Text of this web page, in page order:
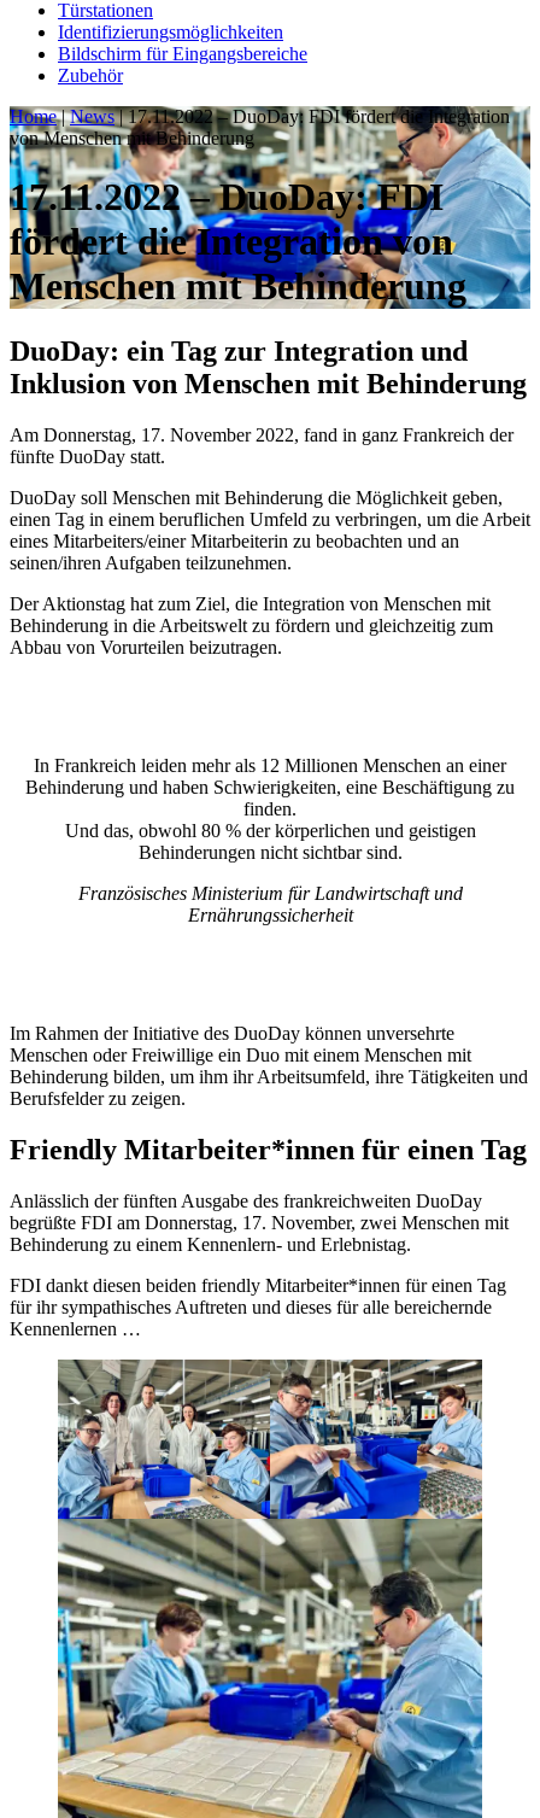
Türstationen
Identifizierungsmöglichkeiten
Bildschirm für Eingangsbereiche
Zubehör
Home|News|17.11.2022 – DuoDay: FDI fördert die Integration
von Menschen mit Behinderung
17.11.2022 – DuoDay: FDI
fördert die Integration von
Menschen mit Behinderung
DuoDay: ein Tag zur Integration und
Inklusion von Menschen mit Behinderung
Am Donnerstag, 17. November 2022, fand in ganz Frankreich der
fünfte DuoDay statt.
DuoDay soll Menschen mit Behinderung die Möglichkeit geben,
einen Tag in einem beruflichen Umfeld zu verbringen, um die Arbeit
eines Mitarbeiters/einer Mitarbeiterin zu beobachten und an
seinen/ihren Aufgaben teilzunehmen.
Der Aktionstag hat zum Ziel, die Integration von Menschen mit
Behinderung in die Arbeitswelt zu fördern und gleichzeitig zum
Abbau von Vorurteilen beizutragen.
In Frankreich leiden mehr als 12 Millionen Menschen an einer
Behinderung und haben Schwierigkeiten, eine Beschäftigung zu
finden.
Und das, obwohl 80 % der körperlichen und geistigen
Behinderungen nicht sichtbar sind.
Französisches Ministerium für Landwirtschaft und
Ernährungssicherheit
Im Rahmen der Initiative des DuoDay können unversehrte
Menschen oder Freiwillige ein Duo mit einem Menschen mit
Behinderung bilden, um ihm ihr Arbeitsumfeld, ihre Tätigkeiten und
Berufsfelder zu zeigen.
Friendly Mitarbeiter*innen für einen Tag
Anlässlich der fünften Ausgabe des frankreichweiten DuoDay
begrüßte FDI am Donnerstag, 17. November, zwei Menschen mit
Behinderung zu einem Kennenlern- und Erlebnistag.
FDI dankt diesen beiden friendly Mitarbeiter*innen für einen Tag
für ihr sympathisches Auftreten und dieses für alle bereichernde
Kennenlernen …